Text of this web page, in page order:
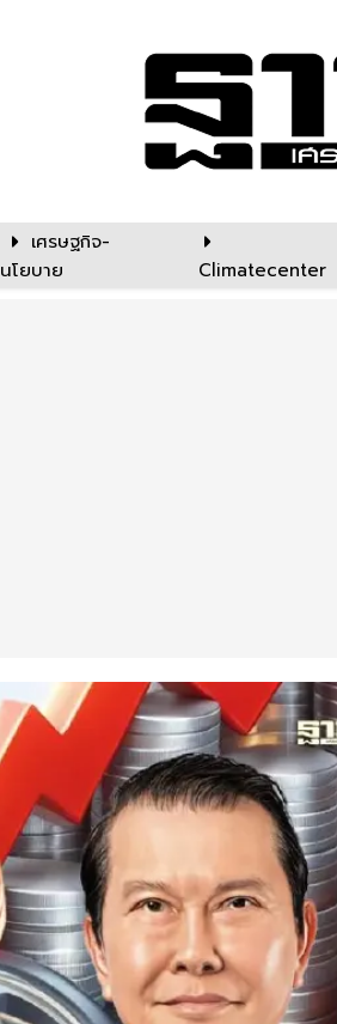
เศรษฐกิจ-
นโยบาย
Climatecenter